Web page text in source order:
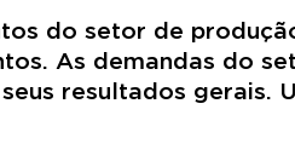
do setor de
As demandas do
resultados